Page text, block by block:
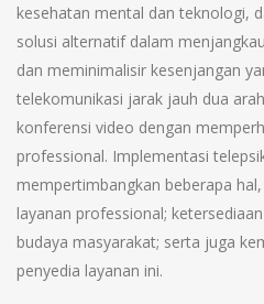
kesehatan mental dan teknologi,
solusi alternatif dalam
dan meminimalisir kesenjangan
telekomunikasi jarak jauh dua
konferensi video dengan
professional. Implementasi
mempertimbangkan beberapa
layanan professional;
budaya masyarakat; serta juga
penyedia layanan ini.